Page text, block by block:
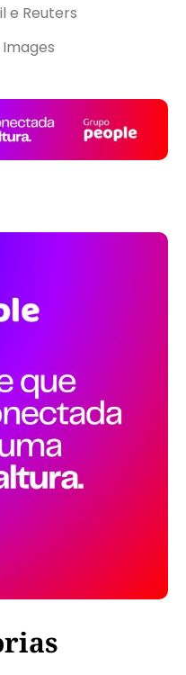
e Reuters